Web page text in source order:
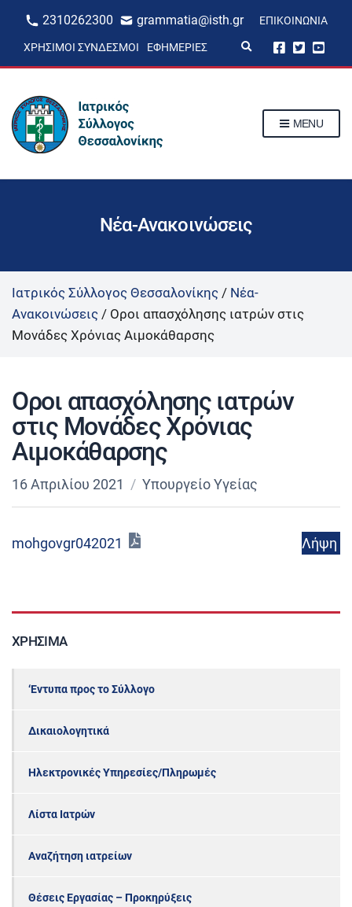
2310262300 grammatia@isth.gr ΕΠΙΚΟΙΝΩΝΊΑ
ΧΡΉΣΙΜΟΙ ΣΎΝΔΕΣΜΟΙ ΕΦΗΜΕΡΊΕΣ
p
m
MENU
Νέα-Ανακοινώσεις
Ιατρικός Σύλλογος Θεσσαλονίκης / Νέα-
Ανακοινώσεις / Οροι απασχόλησης ιατρών στις
Μονάδες Χρόνιας Αιμοκάθαρσης
Οροι απασχόλησης ιατρών
στις Μονάδες Χρόνιας
Αιμοκάθαρσης
16 Απριλίου 2021 Υπουργείο Υγείας
mohgovgr042021 Λήψη
ΧΡΉΣΙΜΑ
‘Εντυπα προς το Σύλλογο
Δικαιολογητικά
Ηλεκτρονικές Υπηρεσίες/Πληρωμές
Λίστα Ιατρών
Αναζήτηση ιατρείων
Θέσεις Εργασίας – Προκηρύξεις